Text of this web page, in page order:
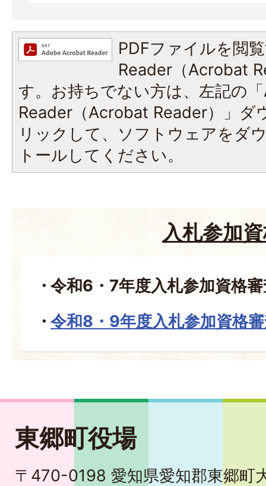
PDFファイルを閲
Reader（Acrobat
す。お持ちでない方は、左記の
Reader（Acrobat Reader）」ダ
リックして、ソフトウェアをダ
トールしてください。
入札参加
令和6・7年度入札参加資格
令和8・9年度入札参加資格
東郷町役場
〒470-0198 愛知県愛知郡東郷町